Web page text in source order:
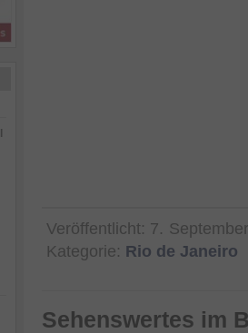
Veröffentlicht: 7.
Kategorie: Rio de Janeiro
Sehenswertes im